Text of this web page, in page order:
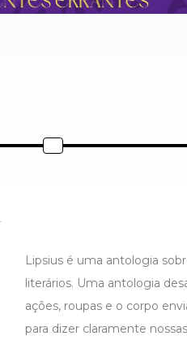
Lipsius é uma antologia
literários. Uma antologia
ações, roupas e o corpo
para dizer claramente